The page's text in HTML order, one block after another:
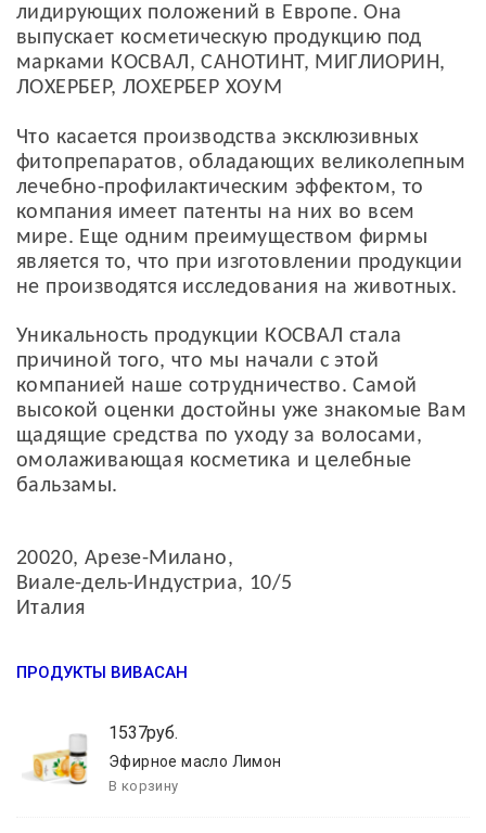
лидирующих положений в Европе. Она
выпускает косметическую продукцию под
марками КОСВАЛ, САНОТИНТ, МИГЛИОРИН,
ЛОХЕРБЕР, ЛОХЕРБЕР ХОУМ
Что касается производства эксклюзивных
фитопрепаратов, обладающих великолепным
лечебно-профилактическим эффектом, то
компания имеет патенты на них во всем
мире. Еще одним преимуществом фирмы
является то, что при изготовлении продукции
не производятся исследования на животных.
Уникальность продукции КОСВАЛ стала
причиной того, что мы начали с этой
компанией наше сотрудничество. Самой
высокой оценки достойны уже знакомые Вам
щадящие средства по уходу за волосами,
омолаживающая косметика и целебные
бальзамы.
20020, Арезе-Милано,
Виале-дель-Индустриа, 10/5
Италия
ПРОДУКТЫ ВИВАСАН
1537руб.
Эфирное масло Лимон